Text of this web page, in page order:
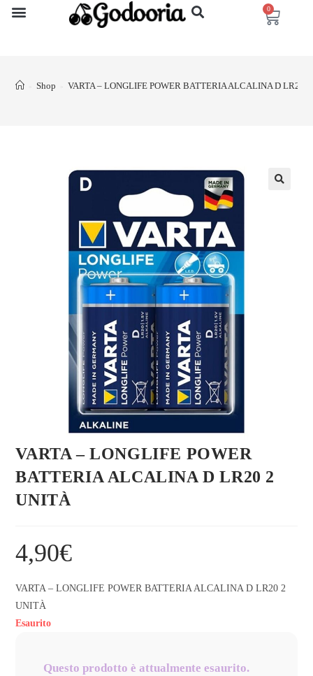
0
> Shop > VARTA – LONGLIFE POWER BATTERIA ALCALINA D LR20
VARTA – LONGLIFE POWER
BATTERIA ALCALINA D LR20 2
UNITÀ
4,90€
VARTA – LONGLIFE POWER BATTERIA ALCALINA D LR20 2
UNITÀ
Esaurito
Questo prodotto è attualmente esaurito.